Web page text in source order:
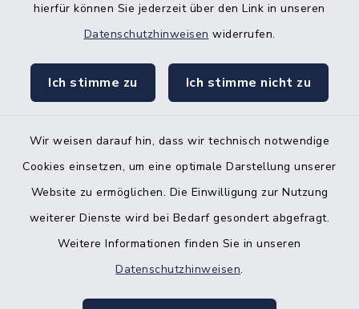
hierfür können Sie jederzeit über den Link in unseren
Datenschutzhinweisen widerrufen.
Ich stimme zu Ich stimme nicht zu
Wir weisen darauf hin, dass wir technisch notwendige
Cookies einsetzen, um eine optimale Darstellung unserer
Website zu ermöglichen. Die Einwilligung zur Nutzung
weiterer Dienste wird bei Bedarf gesondert abgefragt.
Weitere Informationen finden Sie in unseren
Datenschutzhinweisen.
Bürgerbüro Hanerau-Hademarschen
Nebenstelle Padenstedt
KFZ-Zulassungsbehörde
Gleichstellungsbüro
Barrierefreiheit